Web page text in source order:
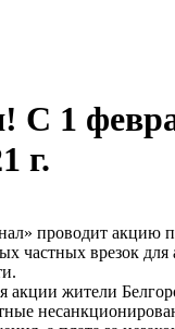
С 1
г.
проводит акцию
частных врезок для
акции жители